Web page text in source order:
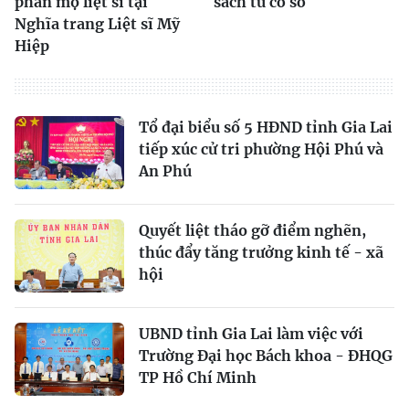
Nghĩa trang Liệt sĩ Mỹ
Hiệp
Tổ đại biểu số 5 HĐND tỉnh Gia Lai
tiếp xúc cử tri phường Hội Phú và
An Phú
Quyết liệt tháo gỡ điểm nghẽn,
thúc đẩy tăng trưởng kinh tế - xã
hội
UBND tỉnh Gia Lai làm việc với
Trường Đại học Bách khoa - ĐHQG
TP Hồ Chí Minh